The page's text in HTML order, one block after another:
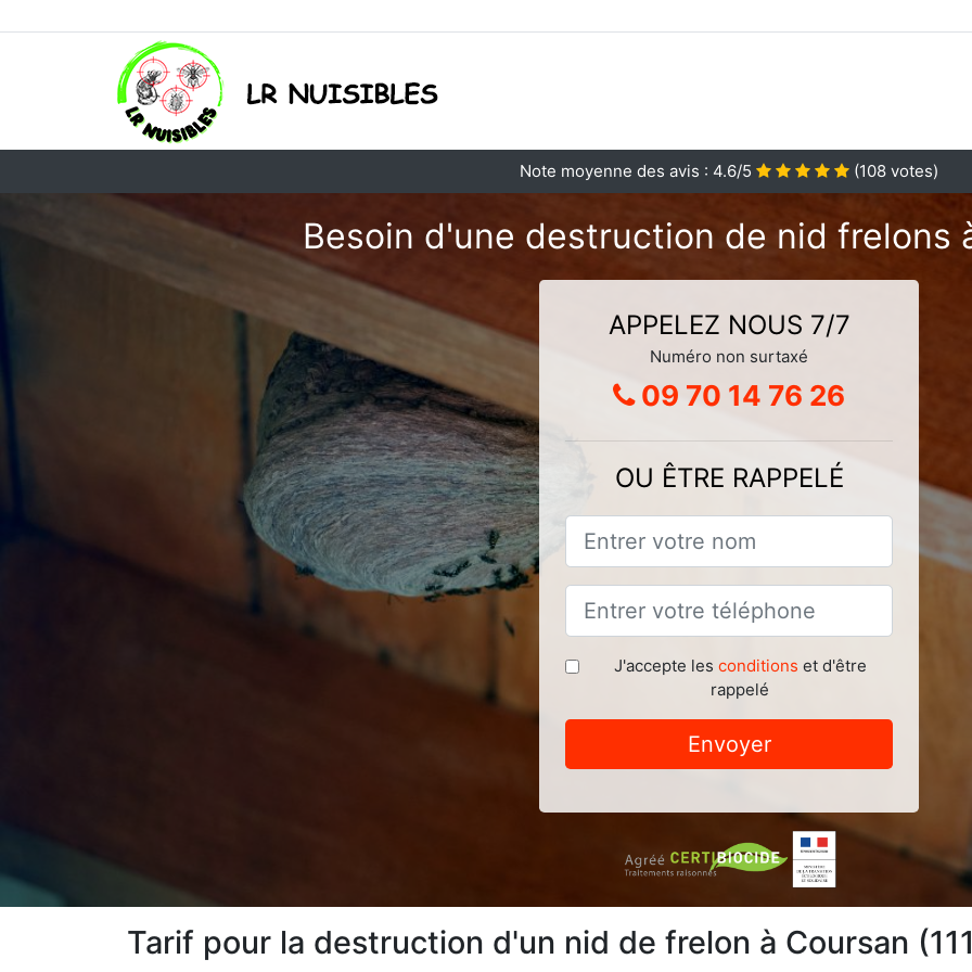
Note moyenne des avis : 4.6/5 (108 votes)
Besoin d'une destruction de nid frelons
APPELEZ NOUS 7/7
Numéro non surtaxé
09 70 14 76 26
OU ÊTRE RAPPELÉ
J'accepte les conditions et d'être
rappelé
Envoyer
Tarif pour la destruction d'un nid de frelon à Coursan